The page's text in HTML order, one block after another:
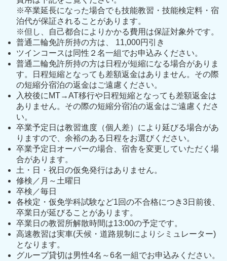
※卒業延長になった場合でも技能教習・技能検定料・宿
泊代が保証されることがあります。
※但し、自己都合によりかかる費用は保証対象外です。
普通二輪免許所持の方は、 11,000円引き
ツインコースは同性２名一組でお申込みください。
普通二輪免許所持の方は日程が短縮になる場合がありま
す。日程短縮となっても差額返金はありません。その際
の短縮分宿泊の返金はご遠慮ください。
入校後にMT→AT移行や日程短縮となっても差額返金は
ありません。その際の短縮分宿泊の返金はご遠慮くださ
い。
卒業予定日は教習進度（個人差）により延びる場合があ
りますので、余裕のある日程をお選びください。
卒業予定日オーバーの場合、宿舎を変更していただく場
合があります。
土・日・祝日の仮免発行はありません。
修検／月～土曜日
卒検／毎日
各検定・仮免学科試験など1回の不合格につき3日前後、
卒業日が延びることがあります。
卒業日の教習所解散時間は13:00の予定です。
高速教習は実車(天候・道路規制によりシミュレーター)
となります。
グループ貸切は男性4名～6名一組でお申込みください。